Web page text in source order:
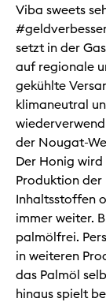
Viba sweets
setzt in der
auf regionale
gekühlte
klimaneutral
der Nougat-
Der Honig
Produktion der
Inhaltsstoffen
immer weiter.
palmölfrei.
in weiteren
das Palmöl
hinaus spielt